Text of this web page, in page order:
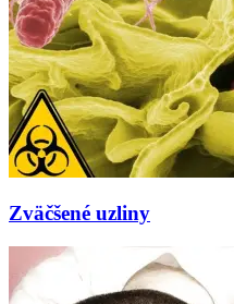
Zväčšené uzliny